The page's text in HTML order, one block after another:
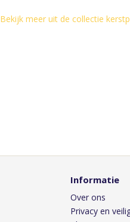
Bekijk meer uit de collectie
Informatie
Over ons
Privacy en